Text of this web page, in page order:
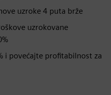
uzroke 4 puta brže
uzrokovane
i povećajte profitabilnost za